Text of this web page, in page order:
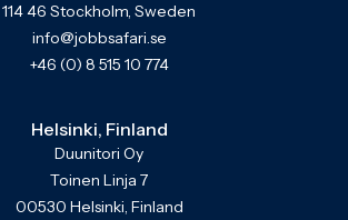
114 46 Stockholm, Sweden
info@jobbsafari.se
+46 (0) 8 515 10 774
Helsinki, Finland
Duunitori Oy
Toinen Linja 7
00530 Helsinki, Finland